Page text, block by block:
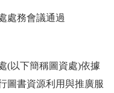
處務會議通過
(以下簡稱圖資處)依據
圖書資源利用與推廣服